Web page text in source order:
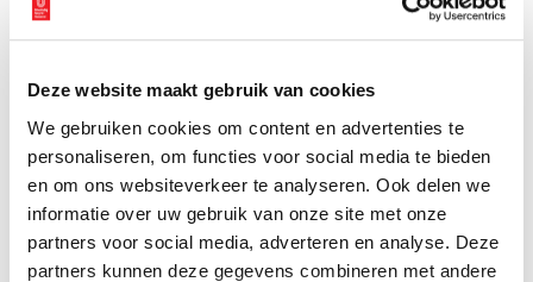
Deze website maakt gebruik van cookies
We gebruiken cookies om content en advertenties te
personaliseren, om functies voor social media te bieden
en om ons websiteverkeer te analyseren. Ook delen we
informatie over uw gebruik van onze site met onze
partners voor social media, adverteren en analyse. Deze
partners kunnen deze gegevens combineren met andere
Negen maanden overwinteren op de Noordpool, daar moeten
de meeste mensen niet aan denken. Het overkwam Willem
Barentsz in 1596. Op zoek naar een noordelijke vaarroute
richting China kwam zijn schip in het poolijs vast te zitten bij
het Russische eiland Nova Zembla. De zeventien
bemanningsleden hadden geen andere keus dan er hun kamp
opslaan en wachten op redding.